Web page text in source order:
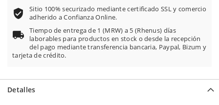
Sitio 100% securizado mediante certificado SSL y comercio
adherido a Confianza Online.
Tiempo de entrega de 1 (MRW) a 5 (Rhenus) días
laborables para productos en stock o desde la recepción
del pago mediante transferencia bancaria, Paypal, Bizum y
tarjeta de crédito.
Detalles